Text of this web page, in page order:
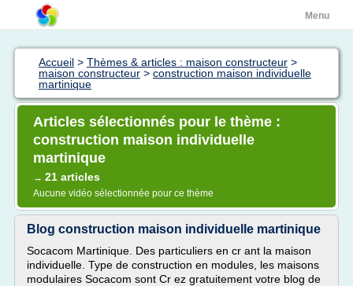
Menu
Accueil > Thèmes & articles : maison constructeur >
maison constructeur > construction maison individuelle
martinique
Articles sélectionnés pour le thème :
construction maison individuelle
martinique
→ 21 articles
Aucune vidéo sélectionnée pour ce thème
Blog construction maison individuelle martinique
Socacom Martinique. Des particuliers en cr ant la maison
individuelle. Type de construction en modules, les maisons
modulaires Socacom sont Cr ez gratuitement votre blog de